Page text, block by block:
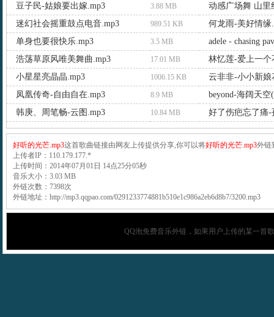
豆子民-姑娘要出嫁.mp3
3.88 MB
动感广场舞 山里
迷幻社会摇重鼓点电音.mp3
989.51 KB
何龙雨-美好情缘
单身也要很快乐.mp3
3.5 MB
adele - chasing
浩荡草原风唯美舞曲.mp3
17.01 MB
林忆莲-爱上一个
小星星亮晶晶.mp3
1006.15 KB
云非非-小小新娘
凤凰传奇-自由自在.mp3
8.9 MB
beyond-海阔天空
韩庚、周笔畅-云图.mp3
10.84 MB 好了伤疤忘了痛-
好听的光芒.mp3这首歌曲链接由网友上传提供分享,你可以将好听的光芒.mp3外链
上传者IP：110.179.177.*
上传时间：2014年07月01日 14点25分05秒
音乐大小：3.03 MB
外链次数：7398次
外链地址：http://mp3.qqpao.com/0291233774881b510e1c986a2eb6d8b7/3200.mp3
QQ泡免费音乐外链，如果用户上传的某一首